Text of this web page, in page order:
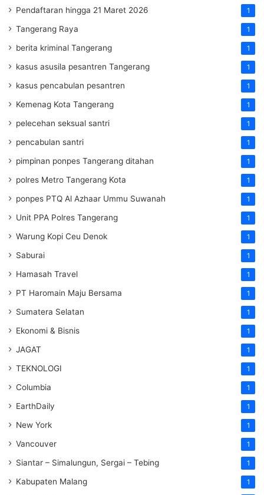
Pendaftaran hingga 21 Maret 2026 1
Tangerang Raya 1
berita kriminal Tangerang 1
kasus asusila pesantren Tangerang 1
kasus pencabulan pesantren 1
Kemenag Kota Tangerang 1
pelecehan seksual santri 1
pencabulan santri 1
pimpinan ponpes Tangerang ditahan 1
polres Metro Tangerang Kota 1
ponpes PTQ Al Azhaar Ummu Suwanah 1
Unit PPA Polres Tangerang 1
Warung Kopi Ceu Denok 1
Saburai 1
Hamasah Travel 1
PT Haromain Maju Bersama 1
Sumatera Selatan 1
Ekonomi & Bisnis 1
JAGAT 1
TEKNOLOGI 1
Columbia 1
EarthDaily 1
New York 1
Vancouver 1
Siantar – Simalungun, Sergai – Tebing 1
Kabupaten Malang 1